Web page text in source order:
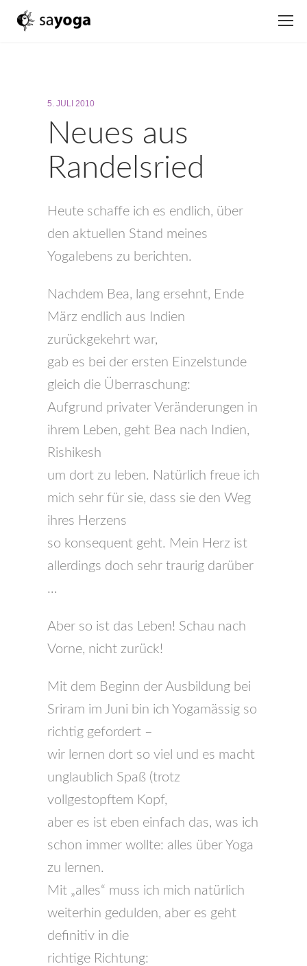
5. JULI 2010
Neues aus
Randelsried
Heute schaffe ich es endlich, über
den aktuellen Stand meines
Yogalebens zu berichten.
Nachdem Bea, lang ersehnt, Ende
März endlich aus Indien
zurückgekehrt war,
gab es bei der ersten Einzelstunde
gleich die Überraschung:
Aufgrund privater Veränderungen in
ihrem Leben, geht Bea nach Indien,
Rishikesh
um dort zu leben. Natürlich freue ich
mich sehr für sie, dass sie den Weg
ihres Herzens
so konsequent geht. Mein Herz ist
allerdings doch sehr traurig darüber
…
Aber so ist das Leben! Schau nach
Vorne, nicht zurück!
Mit dem Beginn der Ausbildung bei
Sriram im Juni bin ich Yogamässig so
richtig gefordert –
wir lernen dort so viel und es macht
unglaublich Spaß (trotz
vollgestopftem Kopf,
aber es ist eben einfach das, was ich
schon immer wollte: alles über Yoga
zu lernen.
Mit „alles“ muss ich mich natürlich
weiterhin gedulden, aber es geht
definitiv in die
richtige Richtung: